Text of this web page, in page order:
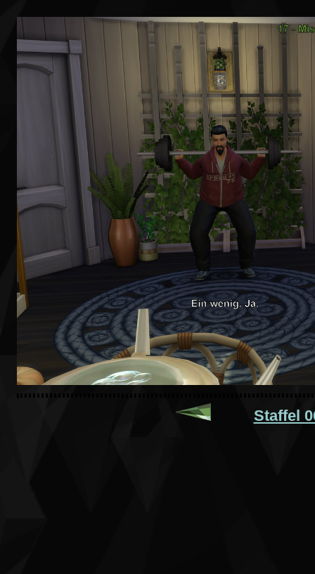
Staffel